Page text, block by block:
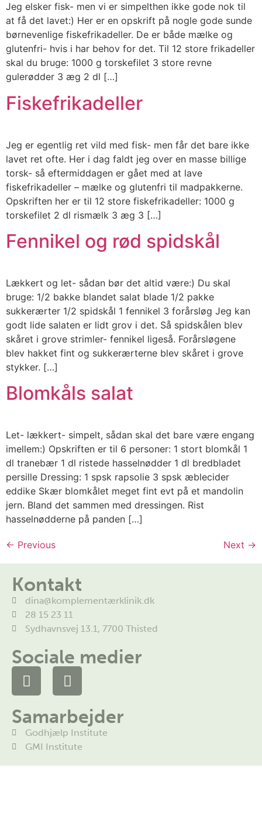
Jeg elsker fisk- men vi er simpelthen ikke gode nok til
at få det lavet:) Her er en opskrift på nogle gode sunde
børnevenlige fiskefrikadeller. De er både mælke og
glutenfri- hvis i har behov for det. Til 12 store frikadeller
skal du bruge: 1000 g torskefilet 3 store revne
gulerødder 3 æg 2 dl […]
Fiskefrikadeller
Jeg er egentlig ret vild med fisk- men får det bare ikke
lavet ret ofte. Her i dag faldt jeg over en masse billige
torsk- så eftermiddagen er gået med at lave
fiskefrikadeller – mælke og glutenfri til madpakkerne.
Opskriften her er til 12 store fiskefrikadeller: 1000 g
torskefilet 2 dl rismælk 3 æg 3 […]
Fennikel og rød spidskål
Lækkert og let- sådan bør det altid være:) Du skal
bruge: 1/2 bakke blandet salat blade 1/2 pakke
sukkerærter 1/2 spidskål 1 fennikel 3 forårsløg Jeg kan
godt lide salaten er lidt grov i det. Så spidskålen blev
skåret i grove strimler- fennikel ligeså. Forårsløgene
blev hakket fint og sukkerærterne blev skåret i grove
stykker. […]
Blomkåls salat
Let- lækkert- simpelt, sådan skal det bare være engang
imellem:) Opskriften er til 6 personer: 1 stort blomkål 1
dl tranebær 1 dl ristede hasselnødder 1 dl bredbladet
persille Dressing: 1 spsk rapsolie 3 spsk æblecider
eddike Skær blomkålet meget fint evt på et mandolin
jern. Bland det sammen med dressingen. Rist
hasselnødderne på panden […]
← Previous Next →
Kontakt
dina@komplementærklinik.dk
28 15 23 11
Sydhavnsvej 13.1, 7700 Thisted
Sociale medier
Samarbejder
Godhjælp Institute
GMI Institute